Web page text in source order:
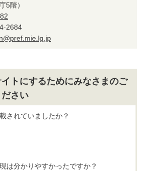
5階）
2684
トにするためにみなさまのご
さい
されていましたか？
は分かりやすかったですか？